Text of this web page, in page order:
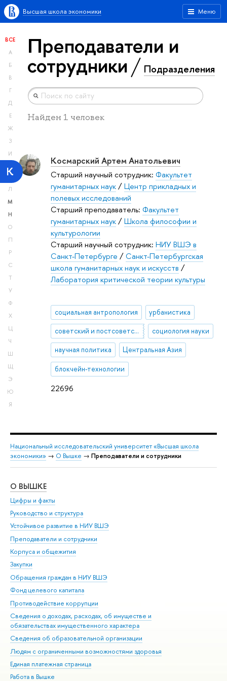
Меню
Высшая школа экономики
ВСЕ
А
Б
В
Г
Д
Е
Ж
З
И
К
Л
М
Н
О
П
Р
С
Т
У
Ф
Х
Ц
Ч
Ш
Щ
Э
Ю
Я
Преподаватели и
сотрудники Подразделения
Найден 1 человек
22696
Космарский Артем Анатольевич
Старший научный сотрудник: Факультет
гуманитарных наук/Центр прикладных и
полевых исследований
Старший преподаватель: Факультет
гуманитарных наук/Школа философии и
культурологии
Старший научный сотрудник: НИУ ВШЭ в
Санкт-Петербурге /Санкт-Петербургская
школа гуманитарных наук и искусств /
Лаборатория критической теории культуры
социальная антропология урбанистика
советский и постсоветский период социология науки
научная политика Центральная Азия
блокчейн-технологии
Национальный исследовательский университет «Высшая школа
экономики» → О Вышке → Преподаватели и сотрудники
О ВЫШКЕ
Цифры и факты
Руководство и структура
Устойчивое развитие в НИУ ВШЭ
Преподаватели и сотрудники
Корпуса и общежития
Закупки
Обращения граждан в НИУ ВШЭ
Фонд целевого капитала
Противодействие коррупции
Сведения о доходах, расходах, об имуществе и
обязательствах имущественного характера
Сведения об образовательной организации
Людям с ограниченными возможностями здоровья
Единая платежная страница
Работа в Вышке